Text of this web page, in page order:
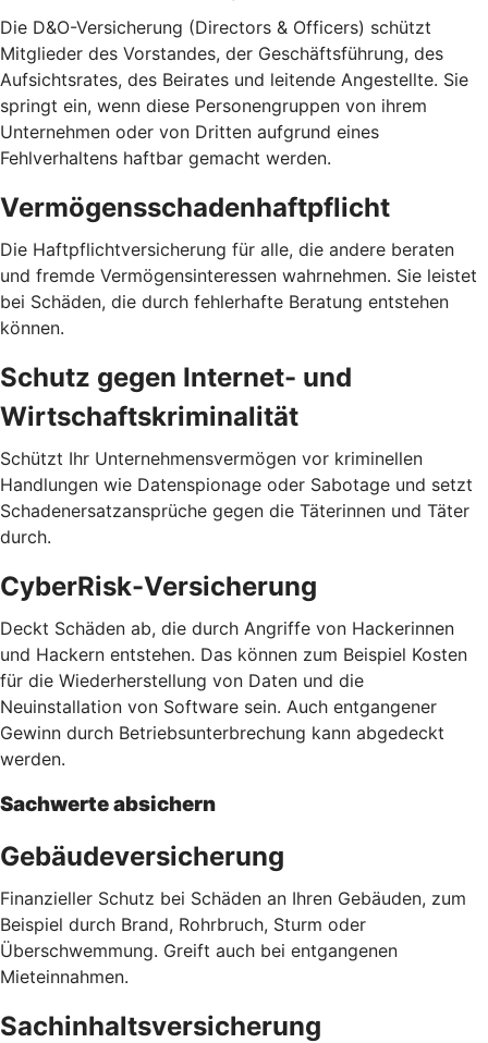
Die D&O-Versicherung (Directors & Officers) schützt
Mitglieder des Vorstandes, der Geschäftsführung, des
Aufsichtsrates, des Beirates und leitende Angestellte. Sie
springt ein, wenn diese Personengruppen von ihrem
Unternehmen oder von Dritten aufgrund eines
Fehlverhaltens haftbar gemacht werden.
Vermögensschadenhaftpflicht
Die Haftpflichtversicherung für alle, die andere beraten
und fremde Vermögensinteressen wahrnehmen. Sie leistet
bei Schäden, die durch fehlerhafte Beratung entstehen
können.
Schutz gegen Internet- und
Wirtschaftskriminalität
Schützt Ihr Unternehmensvermögen vor kriminellen
Handlungen wie Datenspionage oder Sabotage und setzt
Schadenersatzansprüche gegen die Täterinnen und Täter
durch.
CyberRisk-Versicherung
Deckt Schäden ab, die durch Angriffe von Hackerinnen
und Hackern entstehen. Das können zum Beispiel Kosten
für die Wiederherstellung von Daten und die
Neuinstallation von Software sein. Auch entgangener
Gewinn durch Betriebsunterbrechung kann abgedeckt
werden.
Sachwerte absichern
Gebäudeversicherung
Finanzieller Schutz bei Schäden an Ihren Gebäuden, zum
Beispiel durch Brand, Rohrbruch, Sturm oder
Überschwemmung. Greift auch bei entgangenen
Mieteinnahmen.
Sachinhaltsversicherung